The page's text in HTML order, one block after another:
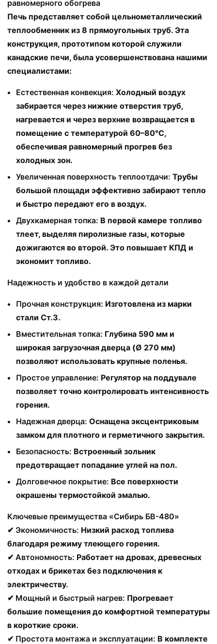
равномерного обогрева
Печь представляет собой цельнометаллический
теплообменник из 8 прямоугольных труб. Эта
конструкция, прототипом которой служили
канадские печи, была усовершенствована нашими
специалистами:
Естественная конвекция: Холодный воздух
забирается через нижние отверстия труб,
нагревается и через верхние возвращается в
помещение с температурой 60–80°C,
обеспечивая равномерный прогрев без
холодных зон.
Увеличенная поверхность теплоотдачи: Трубы
большой площади эффективно забирают тепло
и быстро передают его в воздух.
Двухкамерная топка: В первой камере топливо
тлеет, выделяя пиролизные газы, которые
дожигаются во второй. Это повышает КПД и
экономит топливо.
Надежность и удобство в каждой детали
Прочная конструкция: Изготовлена из марки
стали Ст.3.
Вместительная топка: Глубина 590 мм и
широкая загрузочная дверца (Ø 270 мм)
позволяют использовать крупные поленья.
Простое управление: Регулятор на поддувале
позволяет точно контролировать интенсивность
горения.
Надежная дверца: Оснащена эксцентриковым
замком для плотного и герметичного закрытия.
Безопасность: Встроенный зольник
предотвращает попадание углей на пол.
Долговечное покрытие: Все поверхности
окрашены термостойкой эмалью.
Ключевые преимущества «Сибирь БВ-480»
✔ Экономичность: Низкий расход топлива
благодаря режиму тлеющего горения.
✔ Автономность: Работает на дровах, древесных
отходах и брикетах без подключения к
электричеству.
✔ Мощный и быстрый нагрев: Прогревает
большие помещения до комфортной температуры
в короткие сроки.
✔ Простота монтажа и эксплуатации: В комплекте